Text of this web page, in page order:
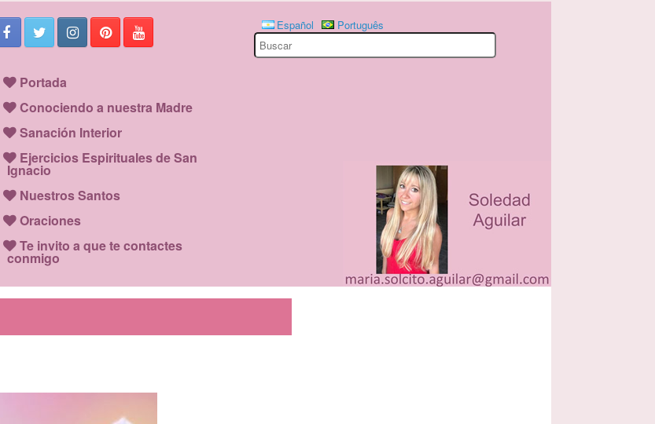
Español
Português
Search
for:
Portada
Conociendo a nuestra Madre
Sanación Interior
Ejercicios Espirituales de San
Ignacio
Nuestros Santos
Oraciones
Te invito a que te contactes
conmigo